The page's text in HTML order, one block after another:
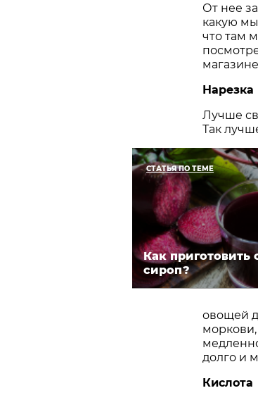
От нее
какую
что там
Нарезка
Лучше
Так
СТАТЬЯ ПО ТЕМЕ
Как приготовить
сироп?
овощей
долго и
Кислота